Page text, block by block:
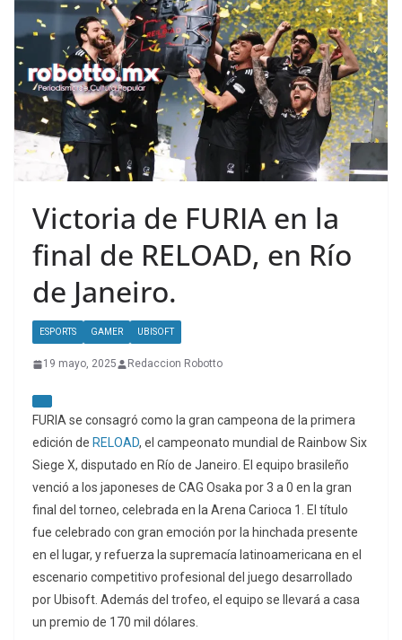
Victoria de FURIA en la
final de RELOAD, en Río
de Janeiro.
ESPORTS GAMER UBISOFT
19 mayo, 2025 Redaccion Robotto
FURIA se consagró como la gran campeona de la primera
edición de RELOAD, el campeonato mundial de Rainbow Six
Siege X, disputado en Río de Janeiro. El equipo brasileño
venció a los japoneses de CAG Osaka por 3 a 0 en la gran
final del torneo, celebrada en la Arena Carioca 1. El título
fue celebrado con gran emoción por la hinchada presente
en el lugar, y refuerza la supremacía latinoamericana en el
escenario competitivo profesional del juego desarrollado
por Ubisoft. Además del trofeo, el equipo se llevará a casa
un premio de 170 mil dólares.